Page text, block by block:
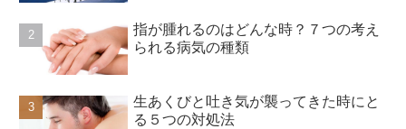
指が腫れるのはどんな時？７つの考え
られる病気の種類
生あくびと吐き気が襲ってきた時にと
る５つの対処法